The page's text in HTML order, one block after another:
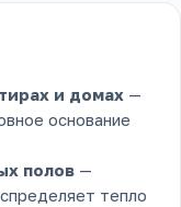
и домах —
основание
полов —
тепло